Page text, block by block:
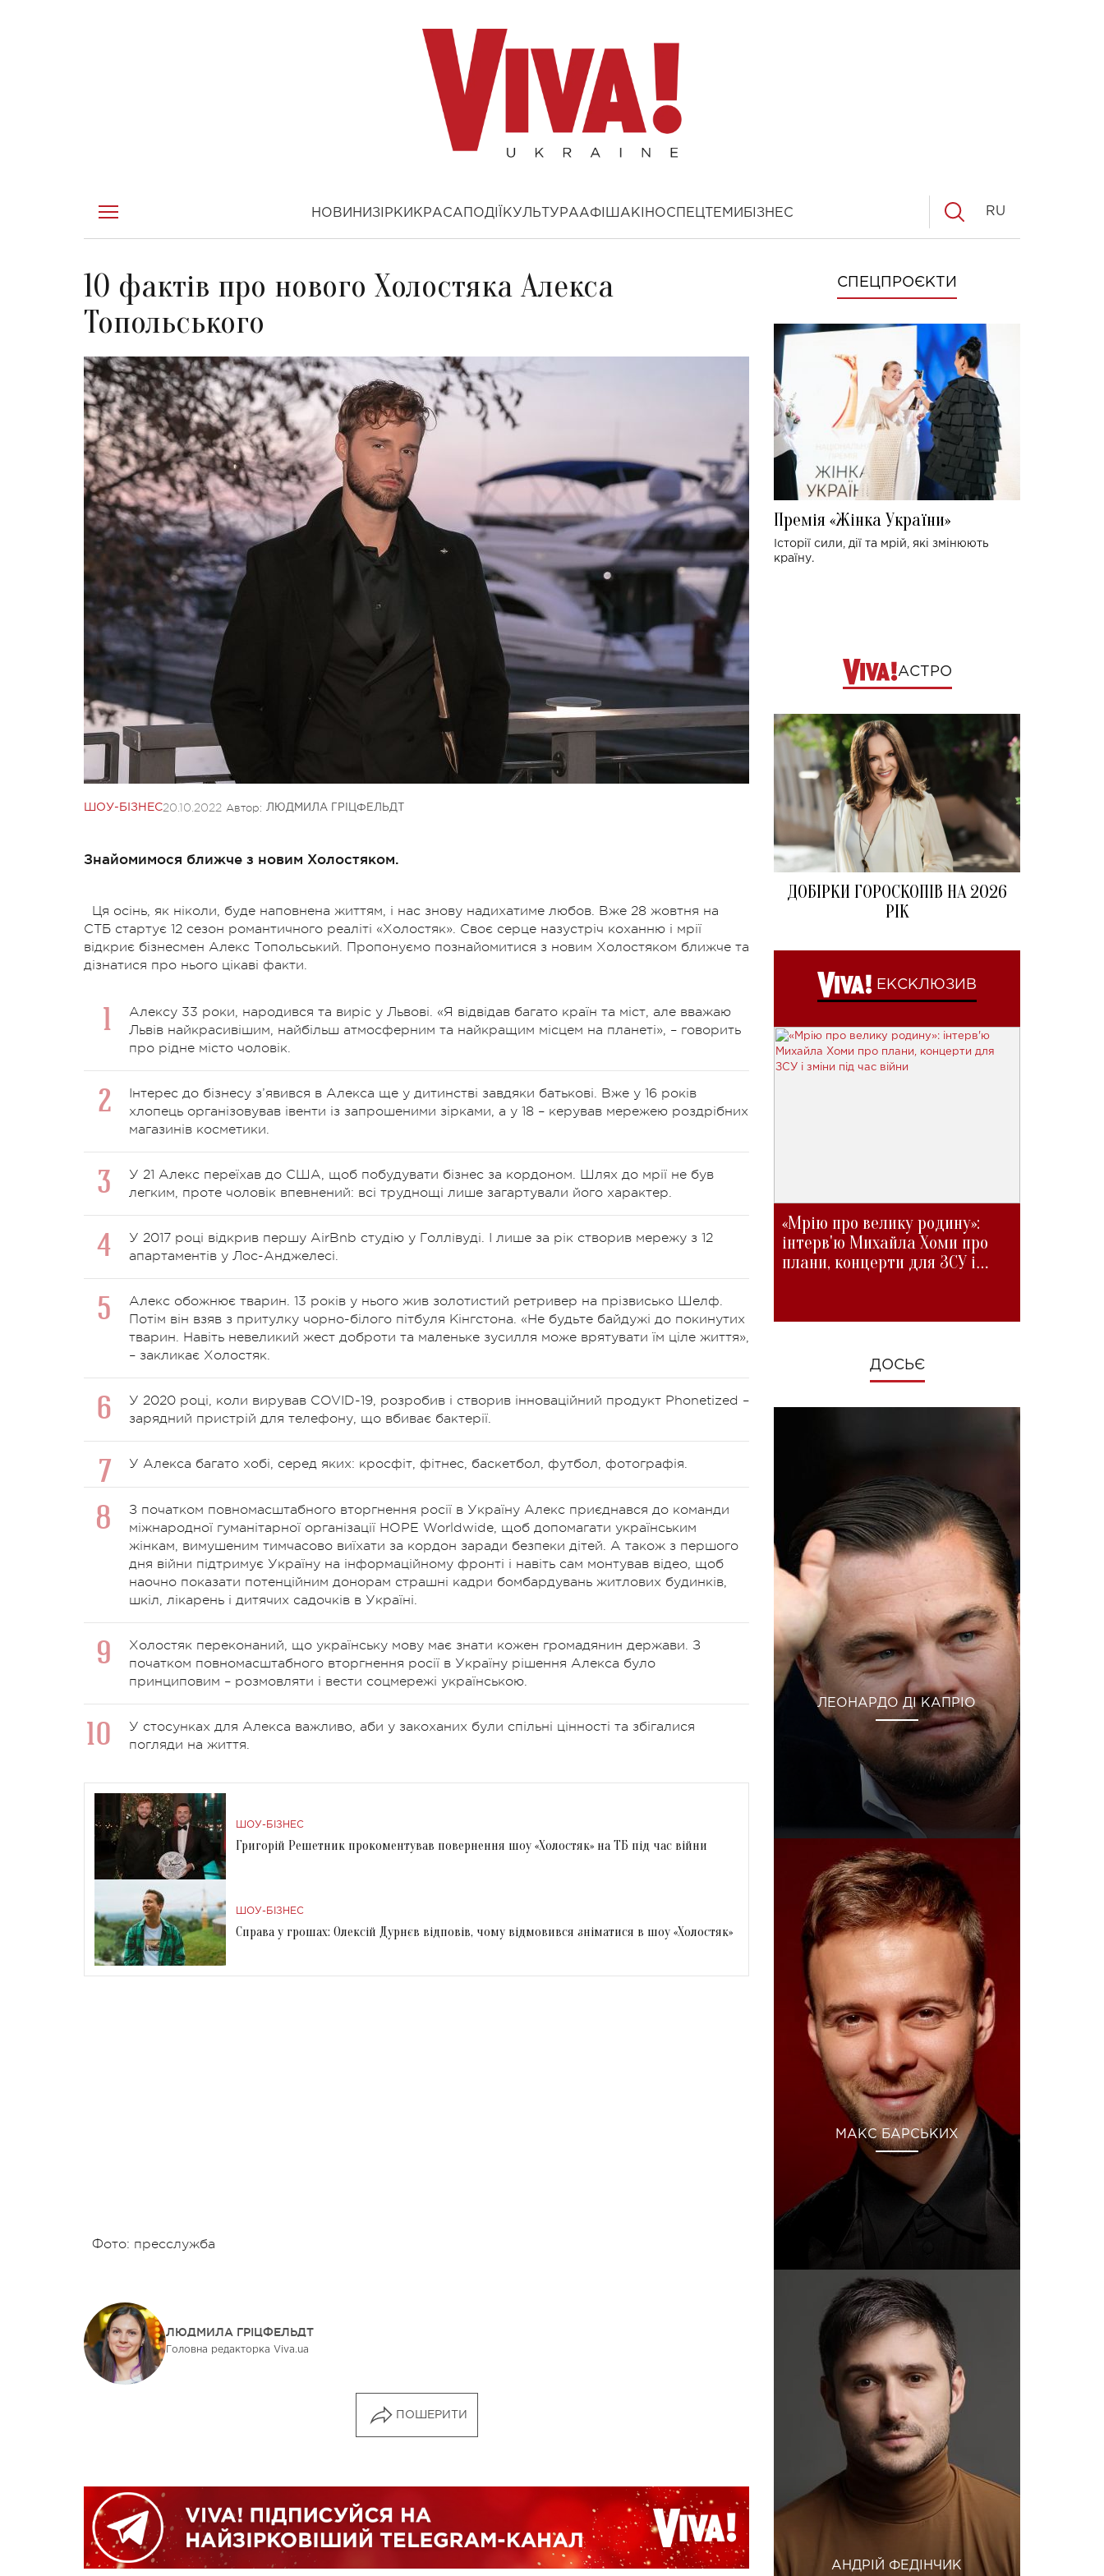
НОВИНИ ЗІРКИ КРАСА ПОДІЇ КУЛЬТУРААФІША КІНОСПЕЦТЕМИ БІЗНЕС RU
10 фактів про нового Холостяка Алекса
Топольського
ШОУ-БІЗНЕС20.10.2022 Автор: ЛЮДМИЛА ГРІЦФЕЛЬДТ
Знайомимося ближче з новим Холостяком.
Ця осінь, як ніколи, буде наповнена життям, і нас знову надихатиме любов. Вже 28 жовтня на
СТБ стартує 12 сезон романтичного реаліті «Холостяк». Своє серце назустріч коханню і мрії
відкриє бізнесмен Алекс Топольський. Пропонуємо познайомитися з новим Холостяком ближче та
дізнатися про нього цікаві факти.
Алексу 33 роки, народився та виріс у Львові. «Я відвідав багато країн та міст, але вважаю
Львів найкрасивішим, найбільш атмосферним та найкращим місцем на планеті», – говорить
про рідне місто чоловік.
Інтерес до бізнесу з’явився в Алекса ще у дитинстві завдяки батькові. Вже у 16 років
хлопець організовував івенти із запрошеними зірками, а у 18 – керував мережею роздрібних
магазинів косметики.
У 21 Алекс переїхав до США, щоб побудувати бізнес за кордоном. Шлях до мрії не був
легким, проте чоловік впевнений: всі труднощі лише загартували його характер.
У 2017 році відкрив першу AirBnb студію у Голлівуді. І лише за рік створив мережу з 12
апартаментів у Лос-Анджелесі.
Алекс обожнює тварин. 13 років у нього жив золотистий ретривер на прізвисько Шелф.
Потім він взяв з притулку чорно-білого пітбуля Кінгстона. «Не будьте байдужі до покинутих
тварин. Навіть невеликий жест доброти та маленьке зусилля може врятувати їм ціле життя»,
– закликає Холостяк.
У 2020 році, коли вирував COVID-19, розробив і створив інноваційний продукт Phonetized –
зарядний пристрій для телефону, що вбиває бактерії.
У Алекса багато хобі, серед яких: кросфіт, фітнес, баскетбол, футбол, фотографія.
З початком повномасштабного вторгнення росії в Україну Алекс приєднався до команди
міжнародної гуманітарної організації HOPE Worldwide, щоб допомагати українським
жінкам, вимушеним тимчасово виїхати за кордон заради безпеки дітей. А також з першого
дня війни підтримує Україну на інформаційному фронті і навіть сам монтував відео, щоб
наочно показати потенційним донорам страшні кадри бомбардувань житлових будинків,
шкіл, лікарень і дитячих садочків в Україні.
Холостяк переконаний, що українську мову має знати кожен громадянин держави. З
початком повномасштабного вторгнення росії в Україну рішення Алекса було
принциповим – розмовляти і вести соцмережі українською.
У стосунках для Алекса важливо, аби у закоханих були спільні цінності та збігалися
погляди на життя.
ШОУ-БІЗНЕС
Григорій Решетник прокоментував повернення шоу «Холостяк» на ТБ під час війни
ШОУ-БІЗНЕС
Справа у грошах: Олексій Дурнєв відповів, чому відмовився зніматися в шоу «Холостяк»
Фото: пресслужба
ЛЮДМИЛА ГРІЦФЕЛЬДТ
Головна редакторка Viva.ua
ПОШЕРИТИ
СПЕЦПРОЄКТИ
Премія «Жінка України»
Історії сили, дії та мрій, які змінюють
країну.
АСТРО
ДОБІРКИ ГОРОСКОПІВ НА 2026
РІК
ЕКСКЛЮЗИВ
«Мрію про велику родину»:
інтерв'ю Михайла Хоми про
плани, концерти для ЗСУ і
ДОСЬЄ
ЛЕОНАРДО ДІ КАПРІО
МАКС БАРСЬКИХ
АНДРІЙ ФЕДІНЧИК